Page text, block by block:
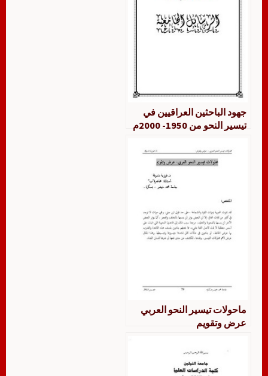
جهود الباحثين العراقيين في
تيسير النحو من 1950- 2000م
ماحولات تيسير النحو العربي
عرض وتقويم